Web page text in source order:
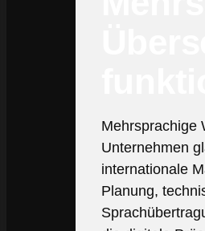
Mehrsprachige
Unternehmen
internationale
Planung,